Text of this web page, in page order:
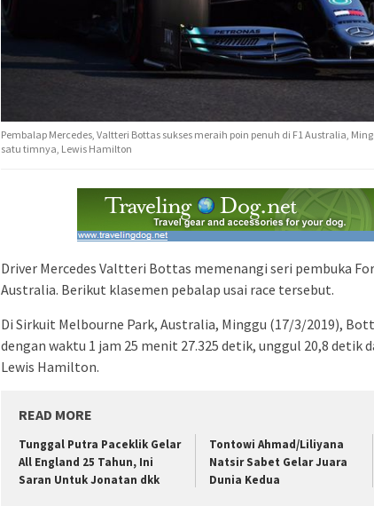
Pembalap Mercedes, Valtteri Bottas sukses meraih poin penuh di F1 Australia,
satu timnya, Lewis Hamilton
Driver Mercedes Valtteri Bottas memenangi seri pembuka
Australia. Berikut klasemen pebalap usai race tersebut.
Di Sirkuit Melbourne Park, Australia, Minggu (17/3/2019),
dengan waktu 1 jam 25 menit 27.325 detik, unggul 20,8 detik
Lewis Hamilton.
READ MORE
Tunggal Putra Paceklik Gelar
All England 25 Tahun, Ini
Saran Untuk Jonatan dkk
Tontowi Ahmad/Liliyana
Natsir Sabet Gelar Juara
Dunia Kedua